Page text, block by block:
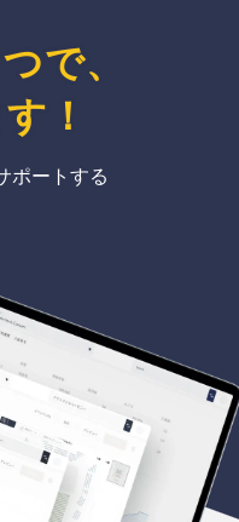
で、
！
ポートする